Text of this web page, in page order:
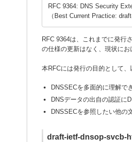
RFC 9364: DNS Security
（Best Current Practice:
RFC 9364は、これまでに発行
の仕様の更新はなく、現状に
本RFCには発行の目的として
DNSSECを多面的に理解で
DNSデータの出自の認証に
DNSSECを参照したい他の
draft-ietf-dnsop-svcb-